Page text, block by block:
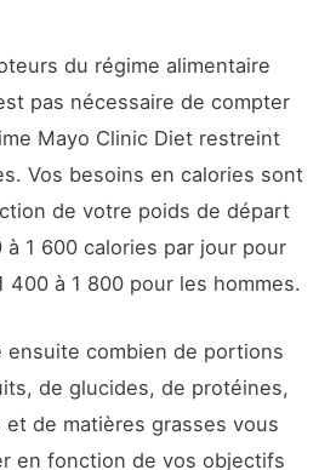
du régime alimentaire
pas nécessaire de compter
Mayo Clinic Diet restreint
Vos besoins en calories sont
de votre poids de départ
1 600 calories par jour pour
400 à 1 800 pour les hommes.
ensuite combien de portions
de glucides, de protéines,
de matières grasses vous
en fonction de vos objectifs